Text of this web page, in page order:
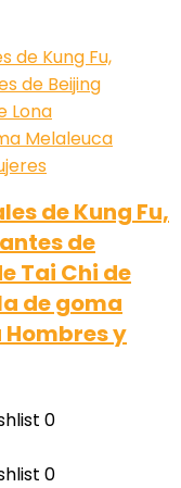
de Kung Fu,
de
Tai Chi de
de goma
y
0
0